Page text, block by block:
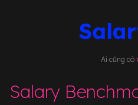
Ai cũng có
Salary